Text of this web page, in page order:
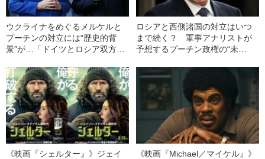
ウクライナをめぐるメルケルと
プーチンの対立には“歴史的背
景”が…「ドイツとロシア双方を
ぜ踏みにじられたのか
ロシアと西側諸国の対立はいつ
まで続く？ 軍事アナリストが
予想するプーチン政権の“未
態勢を再び…」
《映画『シェルター』》ジェイ
《映画『Michael／マイケル』》